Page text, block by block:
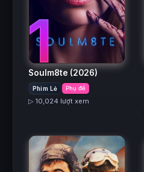
1
Soulm8te (2026)
Phim Lẻ Phụ đề
▷ 10,024 lượt xem